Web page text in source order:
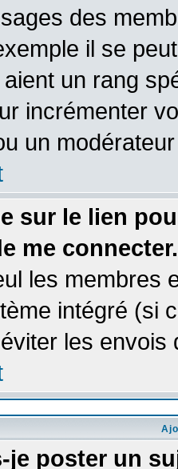
des
il se
un rang
incrémenter
un
sur le lien
me connecter.
les membres
intégré (si
les
je poster un